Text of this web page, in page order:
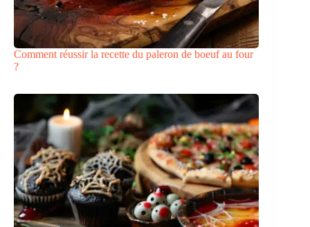
Comment réussir la recette du paleron de boeuf au four
?